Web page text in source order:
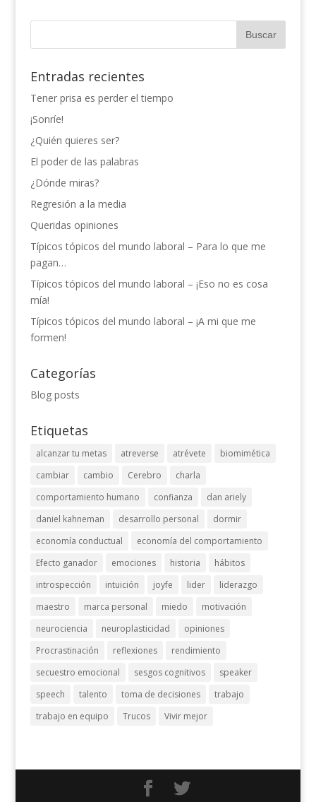
Entradas recientes
Tener prisa es perder el tiempo
¡Sonríe!
¿Quién quieres ser?
El poder de las palabras
¿Dónde miras?
Regresión a la media
Queridas opiniones
Típicos tópicos del mundo laboral – Para lo que me
pagan…
Típicos tópicos del mundo laboral – ¡Eso no es cosa
mía!
Típicos tópicos del mundo laboral – ¡A mi que me
formen!
Categorías
Blog posts
Etiquetas
alcanzar tu metas atreverse atrévete
biomimética
cambiar
cambio Cerebro
charla
comportamiento humano
confianza
dan ariely
daniel kahneman
desarrollo personal
dormir
economía conductual
economía del comportamiento
Efecto ganador
emociones historia
hábitos
introspección
intuición joyfe lider
liderazgo
maestro
marca personal miedo
motivación
neurociencia
neuroplasticidad
opiniones
Procrastinación
reflexiones
rendimiento
secuestro emocional
sesgos cognitivos
speaker
speech
talento toma de decisiones
trabajo
trabajo en equipo
Trucos Vivir mejor